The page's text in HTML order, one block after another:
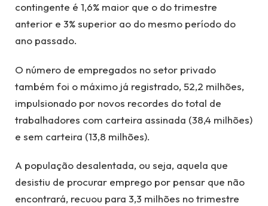
contingente é 1,6% maior que o do trimestre
anterior e 3% superior ao do mesmo período do
ano passado.
O número de empregados no setor privado
também foi o máximo já registrado, 52,2 milhões,
impulsionado por novos recordes do total de
trabalhadores com carteira assinada (38,4 milhões)
e sem carteira (13,8 milhões).
A população desalentada, ou seja, aquela que
desistiu de procurar emprego por pensar que não
encontrará, recuou para 3,3 milhões no trimestre